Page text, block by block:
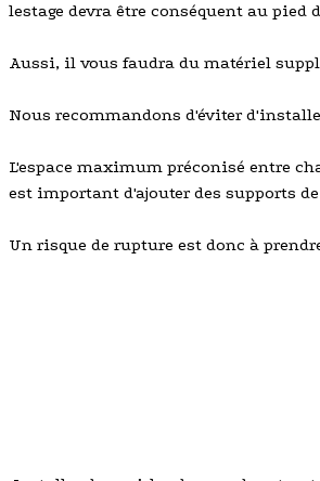
lestage devra être conséquent au
Aussi, il vous faudra du matériel
Nous recommandons d'éviter
L'espace maximum préconisé entre
est important d'ajouter des supports
Un risque de rupture est donc à